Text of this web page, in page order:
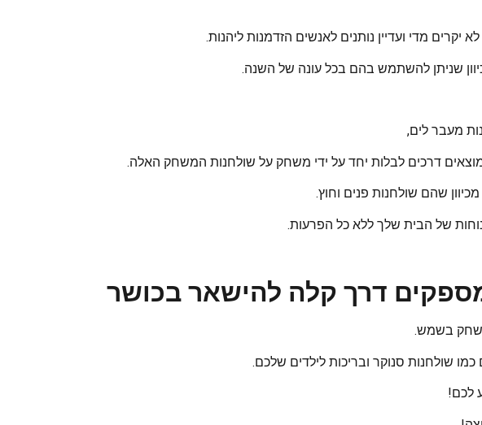
יקרים מדי ועדיין נותנים לאנשים הזדמנות ליהנות.
שניתן להשתמש בהם בכל עונה של השנה.
מעבר לים,
דרכים לבלות יחד על ידי משחק על שולחנות המשחק האלה.
שהם שולחנות פנים וחוץ.
של הבית שלך ללא כל הפרעות.
דרך קלה להישאר בכושר
בשמש.
שולחנות סנוקר ובריכות לילדים שלכם.
לכם!